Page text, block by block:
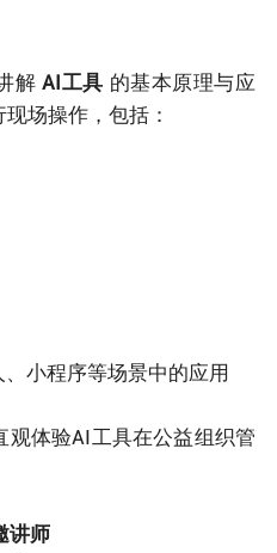
解 AI工具 的基本原理与应
场操作，包括：
小程序等场景中的应用
体验AI工具在公益组织管
讲师